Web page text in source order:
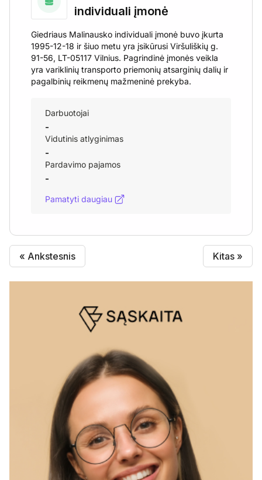
individuali įmonė
Giedriaus Malinausko individuali įmonė buvo įkurta
1995-12-18 ir šiuo metu yra įsikūrusi Viršuliškių g.
91-56, LT-05117 Vilnius. Pagrindinė įmonės veikla
yra variklinių transporto priemonių atsarginių dalių ir
pagalbinių reikmenų mažmeninė prekyba.
Darbuotojai
-
Vidutinis atlyginimas
-
Pardavimo pajamos
-
Pamatyti daugiau
« Ankstesnis Kitas »